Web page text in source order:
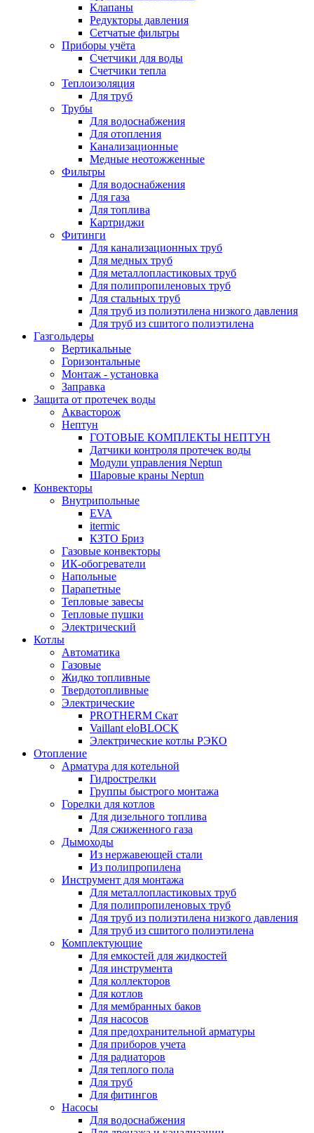
Клапаны
Редукторы давления
Сетчатые фильтры
Приборы учёта
Счетчики для воды
Счетчики тепла
Теплоизоляция
Для труб
Трубы
Для водоснабжения
Для отопления
Канализационные
Медные неотожженные
Фильтры
Для водоснабжения
Для газа
Для топлива
Картриджи
Фитинги
Для канализационных труб
Для медных труб
Для металлопластиковых труб
Для полипропиленовых труб
Для стальных труб
Для труб из полиэтилена низкого давления
Для труб из сшитого полиэтилена
Газгольдеры
Вертикальные
Горизонтальные
Монтаж - установка
Заправка
Защита от протечек воды
Аквасторож
Нептун
ГОТОВЫЕ КОМПЛЕКТЫ НЕПТУН
Датчики контроля протечек воды
Модули управления Neptun
Шаровые краны Neptun
Конвекторы
Внутрипольные
EVA
itermic
КЗТО Бриз
Газовые конвекторы
ИК-обогреватели
Напольные
Парапетные
Тепловые завесы
Тепловые пушки
Электрический
Котлы
Автоматика
Газовые
Жидко топливные
Твердотопливные
Электрические
PROTHERM Скат
Vaillant eloBLOCK
Электрические котлы РЭКО
Отопление
Арматура для котельной
Гидрострелки
Группы быстрого монтажа
Горелки для котлов
Для дизельного топлива
Для сжиженного газа
Дымоходы
Из нержавеющей стали
Из полипропилена
Инструмент для монтажа
Для металлопластиковых труб
Для полипропиленовых труб
Для труб из полиэтилена низкого давления
Для труб из сшитого полиэтилена
Комплектующие
Для емкостей для жидкостей
Для инструмента
Для коллекторов
Для котлов
Для мембранных баков
Для насосов
Для предохранительной арматуры
Для приборов учета
Для радиаторов
Для теплого пола
Для труб
Для фитингов
Насосы
Для водоснабжения